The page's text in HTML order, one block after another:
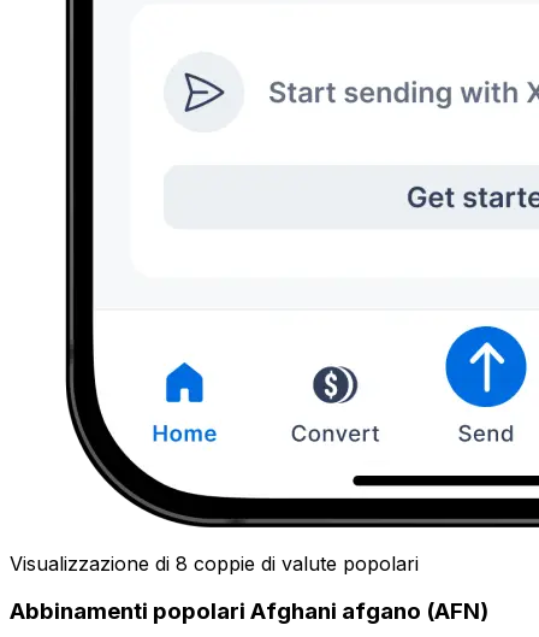
Visualizzazione di 8 coppie di valute popolari
Abbinamenti popolari Afghani afgano (AFN)